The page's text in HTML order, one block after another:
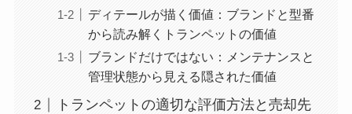
ディテールが描く価値：ブランドと型番
から読み解くトランペットの価値
ブランドだけではない：メンテナンスと
管理状態から見える隠された価値
トランペットの適切な評価方法と売却先